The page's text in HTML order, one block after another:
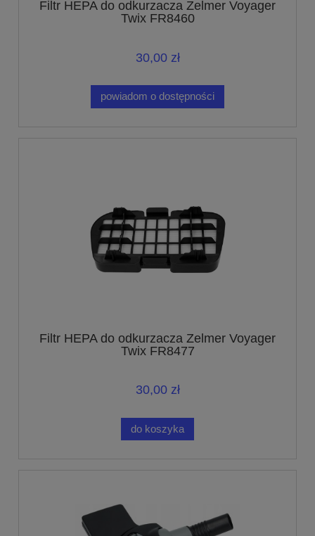
Filtr HEPA do odkurzacza Zelmer Voyager
Twix FR8460
30,00 zł
powiadom o dostępności
Filtr HEPA do odkurzacza Zelmer Voyager
Twix FR8477
30,00 zł
do koszyka